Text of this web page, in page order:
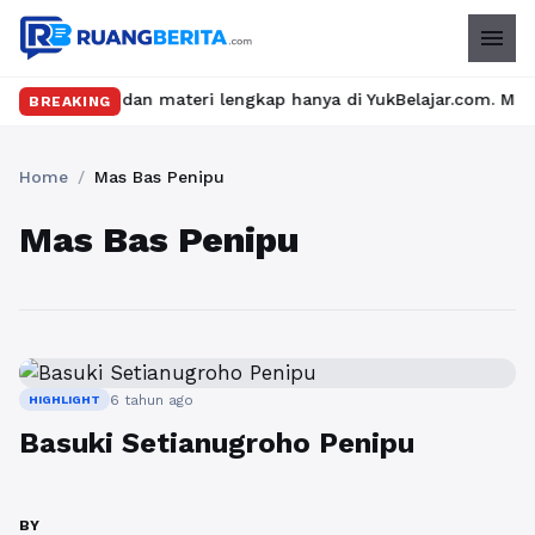
menu
BREAKING
seru dan materi lengkap hanya di YukBelajar.com.
Home / Mas Bas Penipu
Mas Bas Penipu
HIGHLIGHT 6 tahun ago
Basuki Setianugroho Penipu
BY